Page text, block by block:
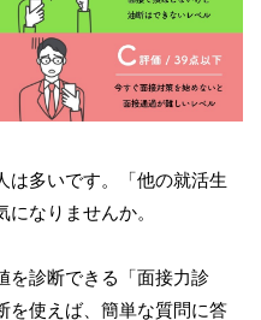
は多いです。「他の就活生
なりませんか。
を診断できる「面接力診
を使えば、簡単な質問に答